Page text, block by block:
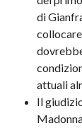
di
attuali
Il